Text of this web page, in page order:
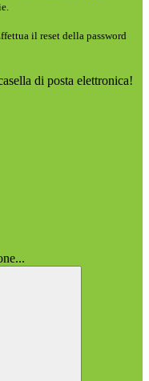
il reset della password
di posta elettronica!